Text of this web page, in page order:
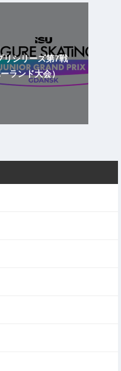
リシリーズ第7戦
ランド大会）